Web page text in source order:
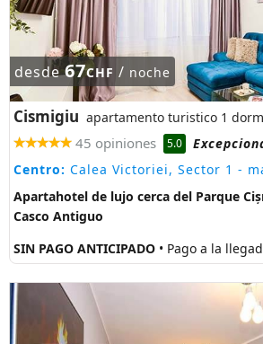
desde67CHF / noche
Cismigiu apartamento turistico 1
45 opiniones 5.0
Centro: Calea Victoriei, Sector 1 -
Apartahotel de lujo cerca del Parque
Casco Antiguo
SIN PAGO ANTICIPADO • Pago a la